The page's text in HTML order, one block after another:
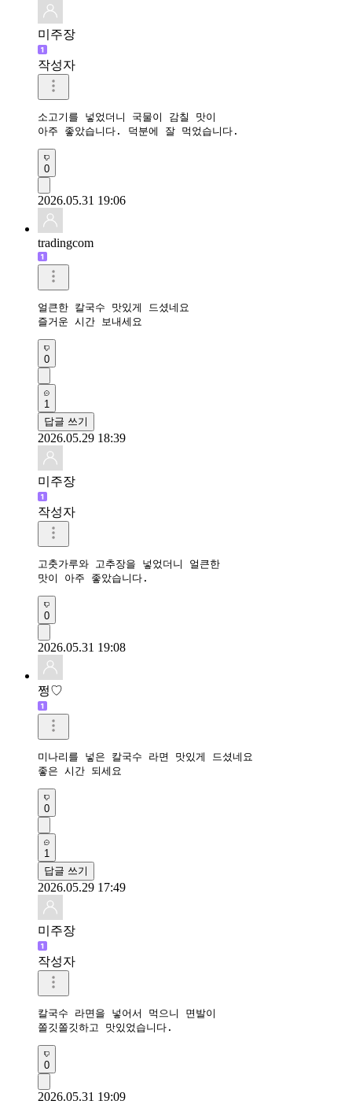
미주장
작성자
소고기를 넣었더니 국물이 감칠 맛이
아주 좋았습니다. 덕분에 잘 먹었습니다.
0
2026.05.31 19:06
tradingcom
얼큰한 칼국수 맛있게 드셨네요
즐거운 시간 보내세요
0
1
답글 쓰기
2026.05.29 18:39
미주장
작성자
고춧가루와 고추장을 넣었더니 얼큰한
맛이 아주 좋았습니다.
0
2026.05.31 19:08
쩡♡
미나리를 넣은 칼국수 라면 맛있게 드셨네요
좋은 시간 되세요
0
1
답글 쓰기
2026.05.29 17:49
미주장
작성자
칼국수 라면을 넣어서 먹으니 면발이
쫄깃쫄깃하고 맛있었습니다.
0
2026.05.31 19:09